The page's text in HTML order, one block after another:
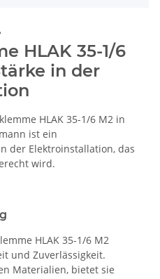
HLAK 35-1/6
in der
HLAK 35-1/6 M2 in
ist ein
der Elektroinstallation, das
wird.
HLAK 35-1/6 M2
und Zuverlässigkeit.
Materialien, bietet sie